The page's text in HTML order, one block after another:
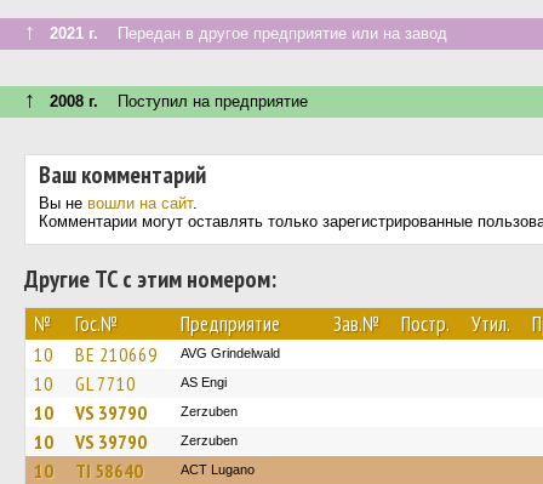
↑ 2021 г. Передан в другое предприятие или на завод
↑ 2008 г. Поступил на предприятие
Ваш комментарий
Вы не вошли на сайт.
Комментарии могут оставлять только зарегистрированные
Другие ТС с этим номером:
№ Гос.№ Предприятие Зав.№ Постр. Утил.
10 BE 210669 AVG Grindelwald
10 GL 7710 AS Engi
10 VS 39790 Zerzuben
10 VS 39790 Zerzuben
10 TI 58640 ACT Lugano